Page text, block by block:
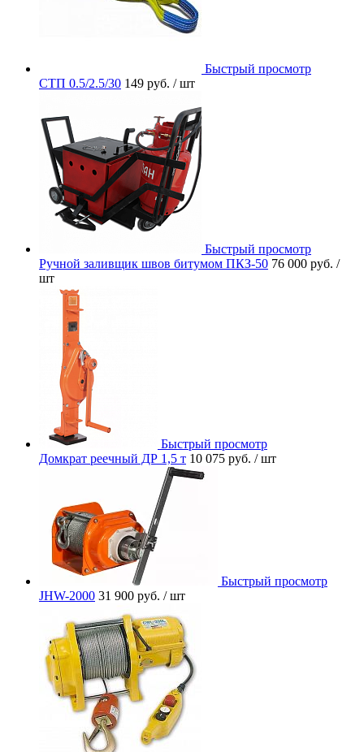
Быстрый просмотр
СТП 0.5/2.5/30 149 руб. / шт
Быстрый просмотр
Ручной заливщик швов битумом ПКЗ-50 76 000 руб. /
шт
Быстрый просмотр
Домкрат реечный ДР 1,5 т 10 075 руб. / шт
Быстрый просмотр
JHW-2000 31 900 руб. / шт